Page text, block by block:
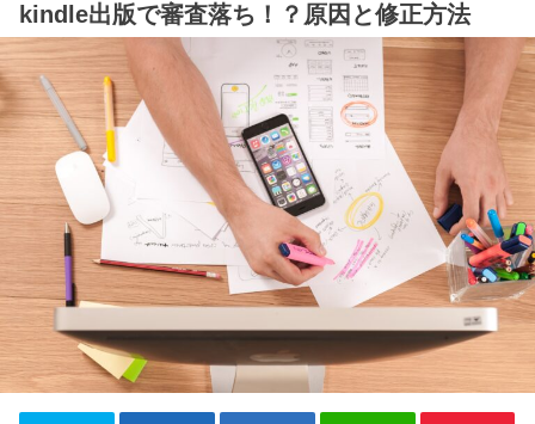
kindle出版で審査落ち！？原因と修正方法